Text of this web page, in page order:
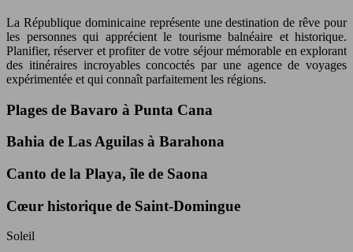
La République dominicaine représente une destination de rêve pour
les personnes qui apprécient le tourisme balnéaire et historique.
Planifier, réserver et profiter de votre séjour mémorable en explorant
des itinéraires incroyables concoctés par une agence de voyages
expérimentée et qui connaît parfaitement les régions.
Plages de Bavaro à Punta Cana
Bahia de Las Aguilas à Barahona
Canto de la Playa, île de Saona
Cœur historique de Saint-Domingue
Soleil